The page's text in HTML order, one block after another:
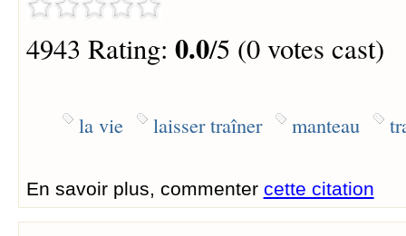
4943 Rating: 0.0/5 (0 votes cast)
la vie laisser traîner manteau
En savoir plus, commenter cette citation